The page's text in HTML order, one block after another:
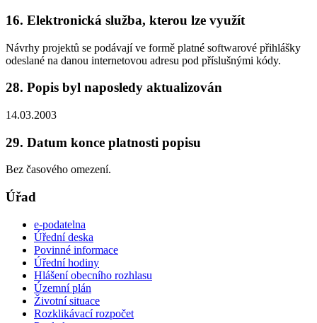
16. Elektronická služba, kterou lze využít
Návrhy projektů se podávají ve formě platné softwarové přihlášky
odeslané na danou internetovou adresu pod příslušnými kódy.
28. Popis byl naposledy aktualizován
14.03.2003
29. Datum konce platnosti popisu
Bez časového omezení.
Úřad
e-podatelna
Úřední deska
Povinné informace
Úřední hodiny
Hlášení obecního rozhlasu
Územní plán
Životní situace
Rozklikávací rozpočet